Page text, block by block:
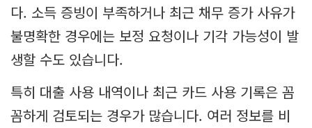
다. 소득 증빙이 부족하거나 최근 채무 증가 사유가
불명확한 경우에는 보정 요청이나 기각 가능성이 발
생할 수도 있습니다.
특히 대출 사용 내역이나 최근 카드 사용 기록은 꼼
꼼하게 검토되는 경우가 많습니다. 여러 정보를 비